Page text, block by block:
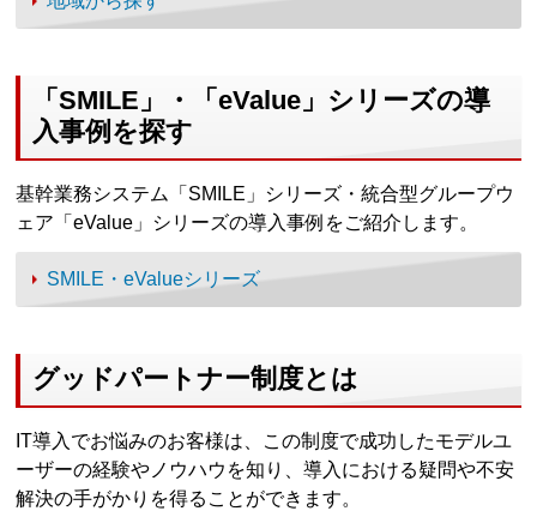
「SMILE」・「eValue」シリーズの導
入事例を探す
基幹業務システム「SMILE」シリーズ・統合型グループウ
ェア「eValue」シリーズの導入事例をご紹介します。
SMILE・eValueシリーズ
グッドパートナー制度とは
IT導入でお悩みのお客様は、この制度で成功したモデルユ
ーザーの経験やノウハウを知り、導入における疑問や不安
解決の手がかりを得ることができます。